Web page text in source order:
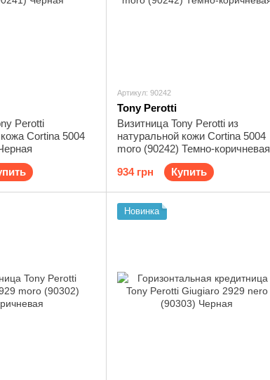
Perotti
Cortina 5004
Артикул: 90242
Tony Perotti
Визитница Tony Perotti из
натуральной кожи Cortina 5004
moro (90242) Темно-коричневая
934 грн
Купить
Новинка